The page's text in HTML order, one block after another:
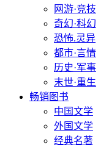
网游·竞技
奇幻·科幻
恐怖.灵异
都市·言情
历史·军事
末世·重生
畅销图书
中国文学
外国文学
经典名著